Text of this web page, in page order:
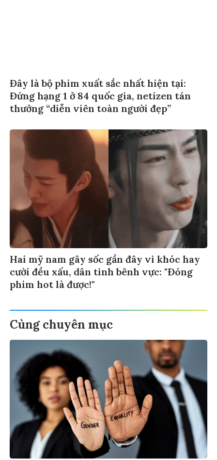
Đây là bộ phim xuất sắc nhất hiện tại:
Đứng hạng 1 ở 84 quốc gia, netizen tán
thưởng “diễn viên toàn người đẹp”
Hai mỹ nam gây sốc gần đây vì khóc hay
cười đều xấu, dân tình bênh vực: "Đóng
phim hot là được!"
Cùng chuyên mục